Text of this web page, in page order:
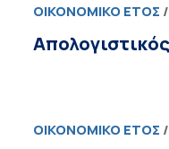
ΟΙΚΟΝΟΜΙΚΌ ΈΤΟΣ
ΟΙΚΟΝΟΜΙΚΌ ΈΤΟΣ